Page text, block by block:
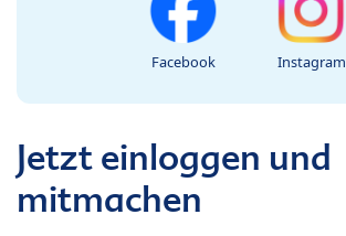
Facebook Instagram
Jetzt einloggen und
mitmachen